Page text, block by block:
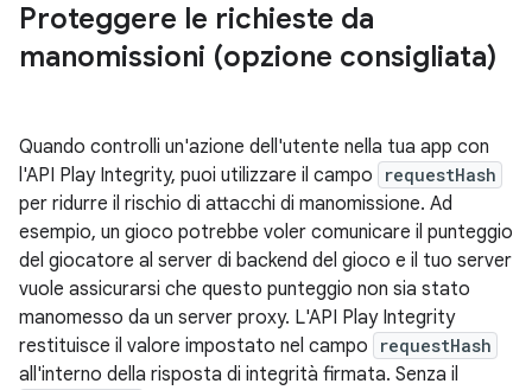
Proteggere le richieste da
manomissioni (opzione consigliata)
Quando controlli un'azione dell'utente nella tua app con
l'API Play Integrity, puoi utilizzare il campo
requestHash
per ridurre il rischio di attacchi di manomissione. Ad
esempio, un gioco potrebbe voler comunicare il punteggio
del giocatore al server di backend del gioco e il tuo server
vuole assicurarsi che questo punteggio non sia stato
manomesso da un server proxy. L'API Play Integrity
restituisce il valore impostato nel campo
requestHash
all'interno della risposta di integrità firmata. Senza il